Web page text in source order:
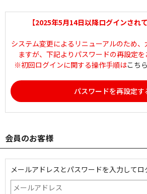
【2025年5月14日以降ログインされ
システム変更によるリニューアルのため
ますが、下記よりパスワードの再設定を
※初回ログインに関する操作手順はこちら
パスワードを再設定す
会員のお客様
メールアドレスとパスワードを入力してロ